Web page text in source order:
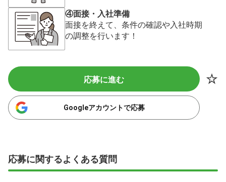
④面接・入社準備
面接を終えて、条件の確認や入社時期
の調整を行います！
応募に進む
Googleアカウントで応募
応募に関するよくある質問